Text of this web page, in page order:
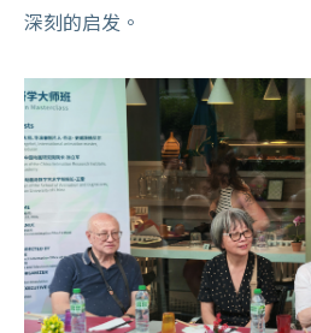
深刻的启发。